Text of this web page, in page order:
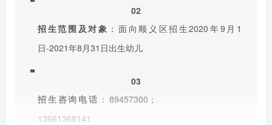
02
招生范围及对象 ：面向顺义区招生2020年9月1
日-2021年8月31日出生幼儿
03
招生咨询电话 ：89457300；
13661368141